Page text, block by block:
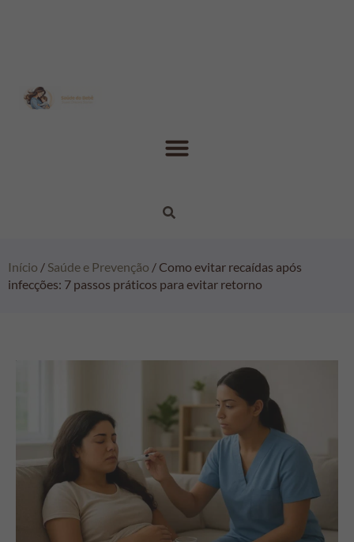
Início / Saúde e Prevenção / Como evitar recaídas após
infecções: 7 passos práticos para evitar retorno